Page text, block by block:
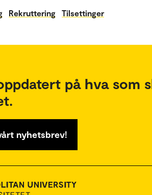
Rekruttering Tilsettinger
på hva som
nyhetsbrev!